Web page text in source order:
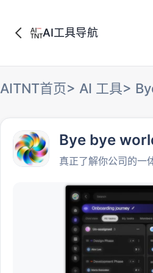
AI工具导航
AITNT首页> AI 工具>
Bye bye
真正了解你公司的一